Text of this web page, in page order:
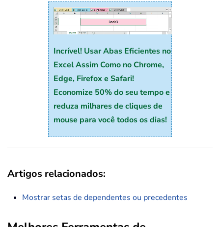
Incrível! Usar Abas Eficientes no
Excel Assim Como no Chrome,
Edge, Firefox e Safari!
Economize 50% do seu tempo e
reduza milhares de cliques de
mouse para você todos os dias!
Artigos relacionados:
Mostrar setas de dependentes ou precedentes